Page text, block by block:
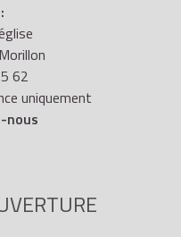
62
uniquement
nous